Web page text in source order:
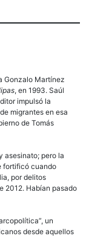
Gonzalo Martínez
, en 1993. Saúl
impulsó la
migrantes en esa
de Tomás
asesinato; pero la
fortificó cuando
por delitos
2012. Habían pasado
un
desde aquellos